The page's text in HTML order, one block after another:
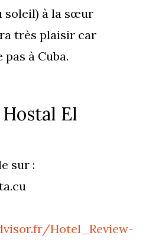
soleil) à la sœur
très plaisir car
pas à Cuba.
El
sur :
Hotel_Review-